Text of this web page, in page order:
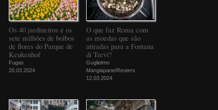
Os 40 jardineiros e os
sete milhões de bolbos
de flores do Parque de
Keukenhof
Fugas
20.03.2024
O que faz Roma com
as moedas que são
atiradas para a Fontana
di Trevi?
Guglielmo
Mangiapane/Reuters
12.03.2024